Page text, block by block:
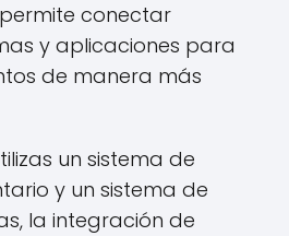
conectar
y aplicaciones para
de manera más
un sistema de
y un sistema de
la integración de